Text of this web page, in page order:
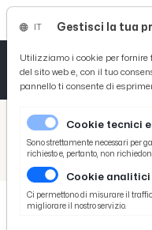
/
/
Monticelli-Sassoferrato
Gestisci la tua
Utilizziamo i cookie per
del sito web e, con il tuo
pannello ti consente di
Cookie tecnici
Sono strettamente necessari per
richiesto e, pertanto, non
Cookie analitici
Ci permettono di misurare il
migliorare il nostro servizio.
Tutto News
Tutto Sport
Basket
Ciclismo
Tutto Curiosità